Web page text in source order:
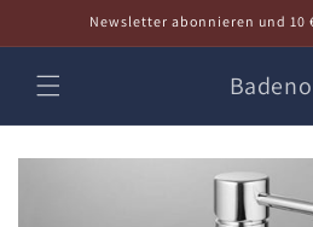
Inhalt
Newsletter abonnieren und 10
Badeno